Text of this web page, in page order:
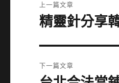
章
上一篇文章
上
篇
文
章:
精靈針分享
下一篇文章
下